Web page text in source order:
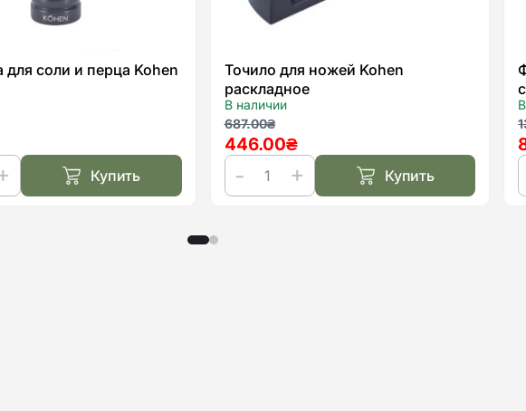
соли и перца Kohen
Купить
Точило для ножей Kohen
раскладное
В наличии
687.00₴
Первоначальная
цена
составляла
687.00₴.
446.00₴
Текущая
цена:
446.00₴.
Количество
Купить